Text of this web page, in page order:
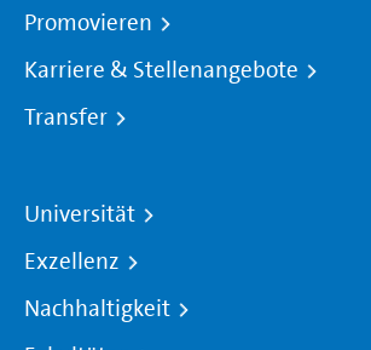
Promovieren
Karriere & Stellenangebote
Transfer
Universität
Exzellenz
Nachhaltigkeit